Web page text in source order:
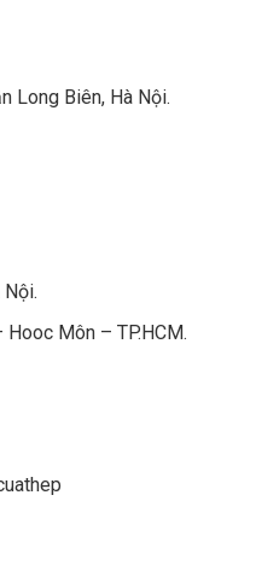
Long Biên, Hà Nội.
Môn – TP.HCM.